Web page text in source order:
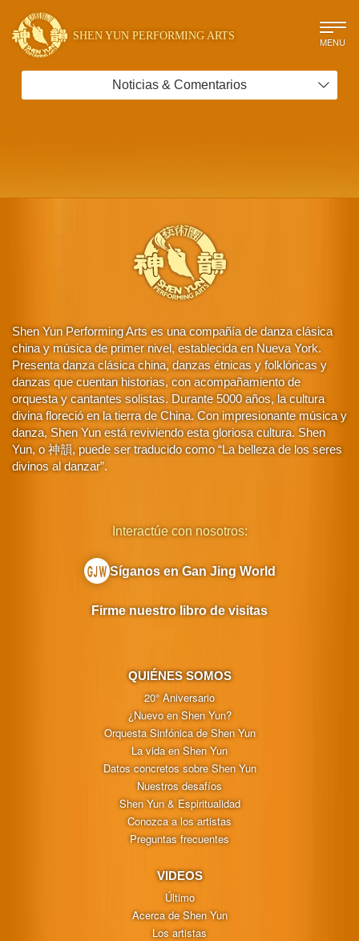
SHEN YUN PERFORMING ARTS MENU
Noticias & Comentarios
Shen Yun Performing Arts es una compañía de danza clásica
china y música de primer nivel, establecida en Nueva York.
Presenta danza clásica china, danzas étnicas y folklóricas y
danzas que cuentan historias, con acompañamiento de
orquesta y cantantes solistas. Durante 5000 años, la cultura
divina floreció en la tierra de China. Con impresionante música y
danza, Shen Yun está reviviendo esta gloriosa cultura. Shen
Yun, o 神韻, puede ser traducido como “La belleza de los seres
divinos al danzar”.
QUIÉNES SOMOS
20° Aniversario
¿Nuevo en Shen Yun?
Orquesta Sinfónica de Shen Yun
La vida en Shen Yun
Datos concretos sobre Shen Yun
Nuestros desafíos
Shen Yun & Espiritualidad
Conozca a los artistas
Preguntas frecuentes
VIDEOS
Último
Acerca de Shen Yun
Los artistas
Interactúe con nosotros:
Síganos en Gan Jing World
Firme nuestro libro de visitas